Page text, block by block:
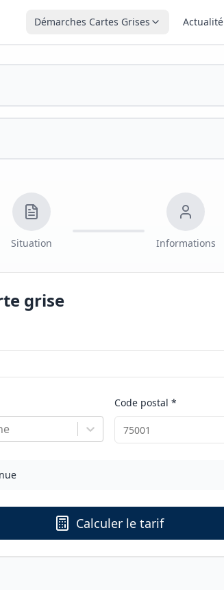
Démarches Cartes Grises Actualité
Situation Informations
grise
Code postal *
Calculer le tarif